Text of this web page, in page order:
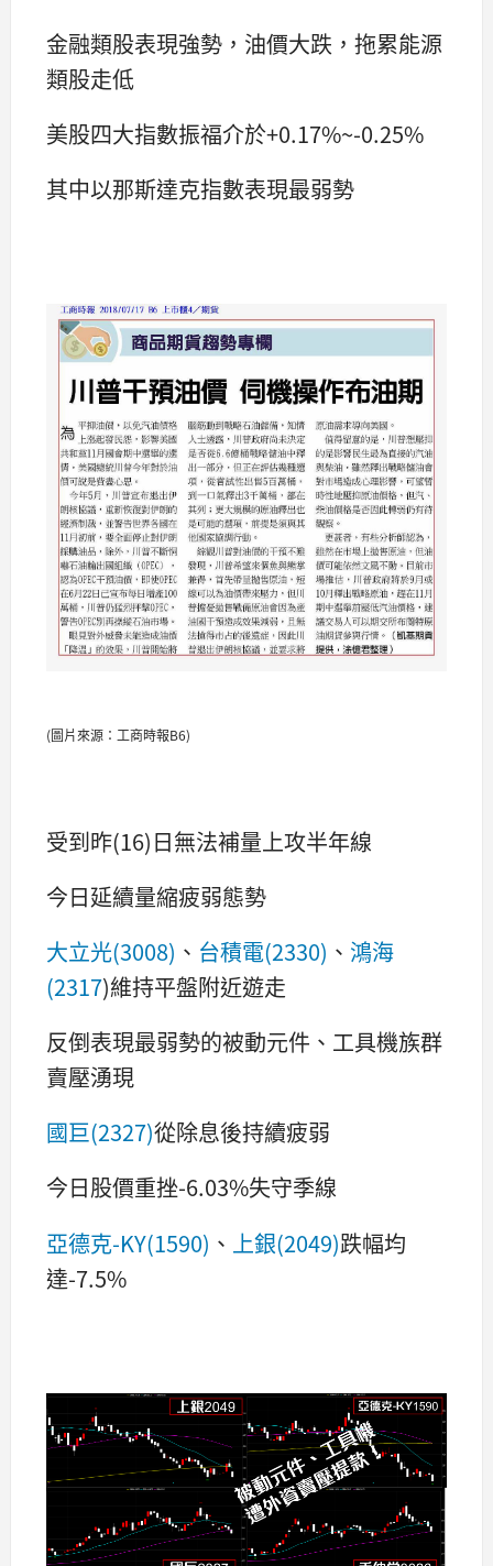
金融類股表現強勢，油價大跌，拖累能源
類股走低
美股四大指數振福介於+0.17%~-0.25%
其中以那斯達克指數表現最弱勢
(圖片來源：工商時報B6)
受到昨(16)日無法補量上攻半年線
今日延續量縮疲弱態勢
大立光(3008) 、 台積電(2330) 、 鴻海
(2317)維持平盤附近遊走
反倒表現最弱勢的被動元件、工具機族群
賣壓湧現
國巨(2327)從除息後持續疲弱
今日股價重挫-6.03%失守季線
亞德克-KY(1590) 、 上銀(2049)跌幅均
達-7.5%